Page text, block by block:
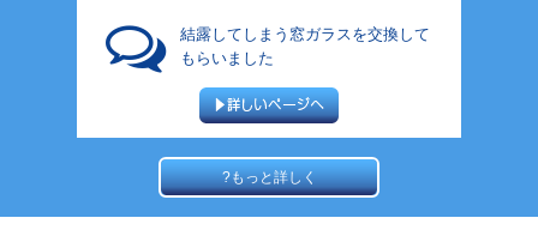
結露してしまう窓ガラスを交換して
もらいました
?もっと詳しく